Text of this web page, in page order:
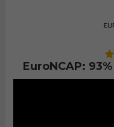
EuroNCAP: